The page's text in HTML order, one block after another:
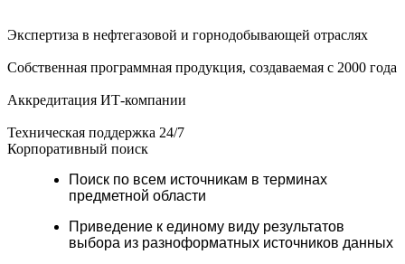
Экспертиза в нефтегазовой и горнодобывающей отраслях
Собственная программная продукция, создаваемая с 2000 года
Аккредитация ИТ-компании
Техническая поддержка 24/7
Корпоративный поиск
Поиск по всем источникам в терминах
предметной области
Приведение к единому виду результатов
выбора из разноформатных источников данных